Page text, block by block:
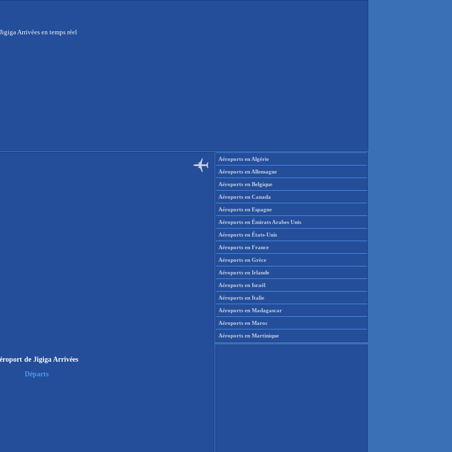
Arrivées en temps réel
de Jigiga Arrivées
Départs
Aéroports en Algérie
Aéroports en Allemagne
Aéroports en Belgique
Aéroports en Canada
Aéroports en Espagne
Aéroports en Émirats Arabes Unis
Aéroports en États-Unis
Aéroports en France
Aéroports en Grèce
Aéroports en Irlande
Aéroports en Israël
Aéroports en Italie
Aéroports en Madagascar
Aéroports en Maroc
Aéroports en Martinique